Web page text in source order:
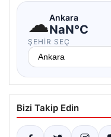
☁Ankara
NaN°C
ŞEHIR SEÇ
Bizi Takip Edin